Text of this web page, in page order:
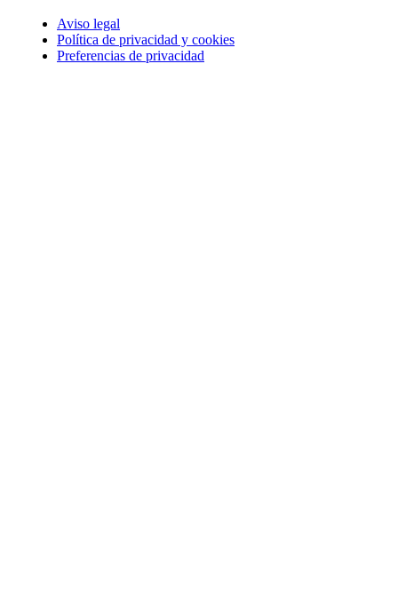
Aviso legal
Política de privacidad y cookies
Preferencias de privacidad